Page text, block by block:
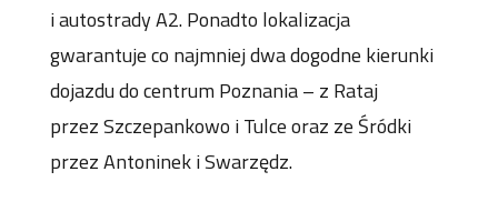
i autostrady A2. Ponadto lokalizacja
gwarantuje co najmniej dwa dogodne kierunki
dojazdu do centrum Poznania – z Rataj
przez Szczepankowo i Tulce oraz ze Śródki
przez Antoninek i Swarzędz.